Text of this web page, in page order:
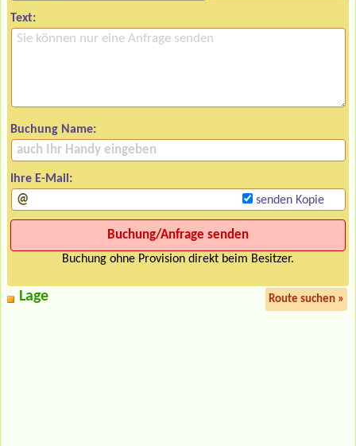
Text:
Buchung Name:
Ihre E-Mail:
senden Kopie
Buchung ohne Provision direkt beim Besitzer.
Lage Route suchen »